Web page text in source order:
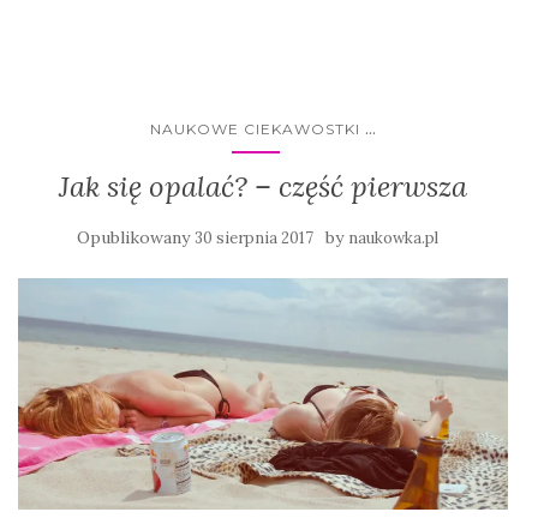
NAUKOWE CIEKAWOSTKI ...
Jak się opalać? – część pierwsza
Opublikowany 30 sierpnia 2017 by naukowka.pl